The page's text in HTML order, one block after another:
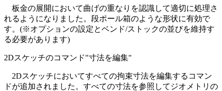
板金の展開において曲げの重なりを認識して適切に処理さ
れるようになりました。段ポール箱のような形状に有効で
す。(※オプションの設定とベンド/ストックの並びを維持す
る必要があります)
2Dスケッチのコマンド"寸法を編集"
2Dスケッチにおいてすべての拘束寸法を編集するコマン
ドが追加されました。すべての寸法を参照してジオメトリの